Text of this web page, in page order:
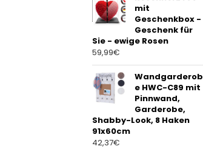
mit
Geschenkbox -
Geschenk für
Sie - ewige Rosen
59,99€
Wandgarderob
e HWC-C89 mit
Pinnwand,
Garderobe,
Shabby-Look, 8 Haken
91x60cm
42,37€